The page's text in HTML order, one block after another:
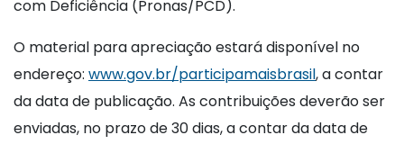
com Deficiência (Pronas/PCD).
O material para apreciação estará disponível no
endereço: www.gov.br/participamaisbrasil, a contar
da data de publicação. As contribuições deverão ser
enviadas, no prazo de 30 dias, a contar da data de